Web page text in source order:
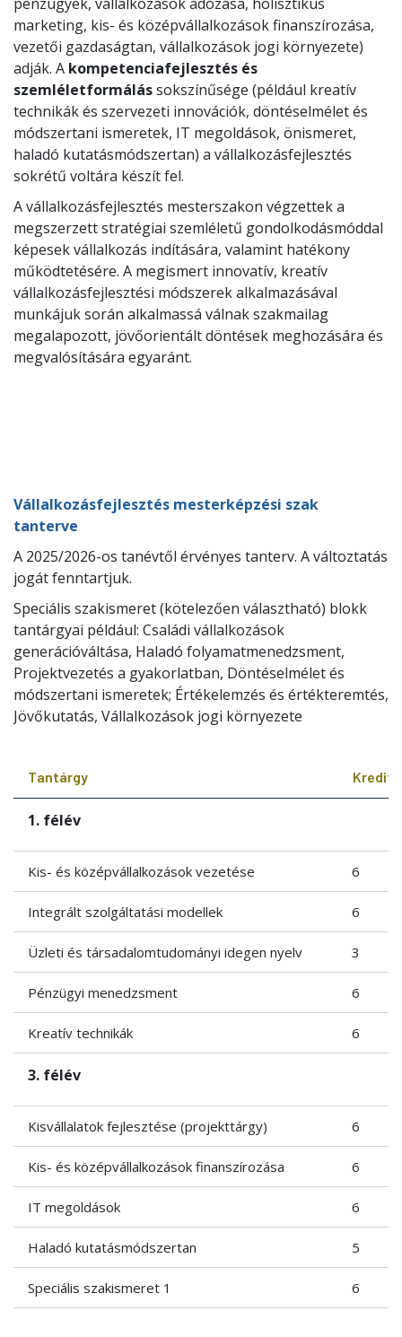
marketing, kis- és középvállalkozások finanszírozása,
vezetői gazdaságtan, vállalkozások jogi környezete)
adják. A kompetenciafejlesztés és
szemléletformálássokszínűsége (például kreatív
technikák és szervezeti innovációk, döntéselmélet és
módszertani ismeretek, IT megoldások, önismeret,
haladó kutatásmódszertan) a vállalkozásfejlesztés
sokrétű voltára készít fel.
A vállalkozásfejlesztés mesterszakon végzettek a
megszerzett stratégiai szemléletű gondolkodásmóddal
képesek vállalkozás indítására, valamint hatékony
működtetésére. A megismert innovatív, kreatív
vállalkozásfejlesztési módszerek alkalmazásával
munkájuk során alkalmassá válnak szakmailag
megalapozott, jövőorientált döntések meghozására és
megvalósítására egyaránt.
Vállalkozásfejlesztés mesterképzési szak
tanterve
A 2025/2026-os tanévtől érvényes tanterv. A változtatás
jogát fenntartjuk.
Speciális szakismeret (kötelezően választható) blokk
tantárgyai például: Családi vállalkozások
generációváltása, Haladó folyamatmenedzsment,
Projektvezetés a gyakorlatban, Döntéselmélet és
módszertani ismeretek; Értékelemzés és értékteremtés,
Jövőkutatás, Vállalkozások jogi környezete
Tantárgy Kredit
1. félév
Kis- és középvállalkozások vezetése 6
Integrált szolgáltatási modellek 6
Üzleti és társadalomtudományi idegen nyelv 3
Pénzügyi menedzsment 6
Kreatív technikák 6
3. félév
Kisvállalatok fejlesztése (projekttárgy) 6
Kis- és középvállalkozások finanszírozása 6
IT megoldások 6
Haladó kutatásmódszertan 5
Speciális szakismeret 1 6